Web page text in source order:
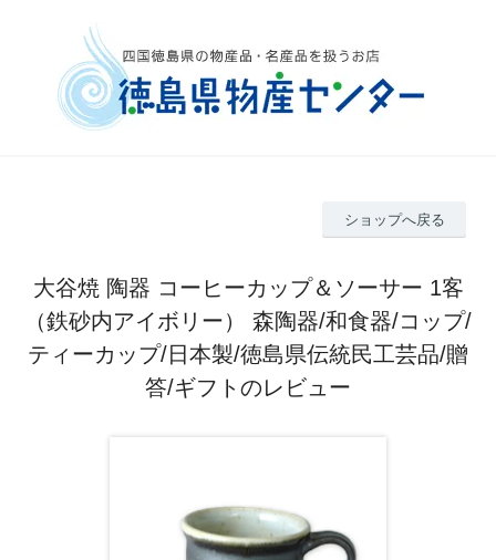
ショップへ戻る
大谷焼 陶器 コーヒーカップ＆ソーサー 1客
（鉄砂内アイボリー） 森陶器/和食器/コップ/
ティーカップ/日本製/徳島県伝統民工芸品/贈
答/ギフトのレビュー